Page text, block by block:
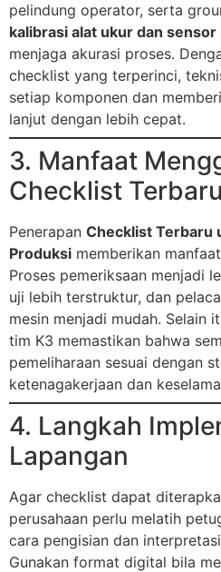
pelindung operator, serta
kalibrasi alat ukur dan
menjaga akurasi proses.
checklist yang terperinci,
setiap komponen dan
lanjut dengan lebih cepat.
3. Manfaat
Checklist Terbaru
Penerapan Checklist Terbaru
Produksi memberikan
Proses pemeriksaan menjadi
uji lebih terstruktur, dan
mesin menjadi mudah. Selain
tim K3 memastikan bahwa
pemeliharaan sesuai dengan
ketenagakerjaan dan
4. Langkah
Lapangan
Agar checklist dapat
perusahaan perlu melatih
cara pengisian dan
Gunakan format digital bila